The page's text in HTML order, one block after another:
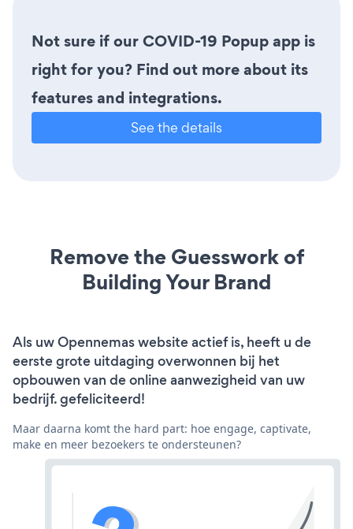
Not sure if our COVID-19 Popup app is
right for you? Find out more about its
features and integrations.
See the details
Remove the Guesswork of
Building Your Brand
Als uw Opennemas website actief is, heeft u de
eerste grote uitdaging overwonnen bij het
opbouwen van de online aanwezigheid van uw
bedrijf. gefeliciteerd!
Maar daarna komt the hard part: hoe engage, captivate,
make en meer bezoekers te ondersteunen?